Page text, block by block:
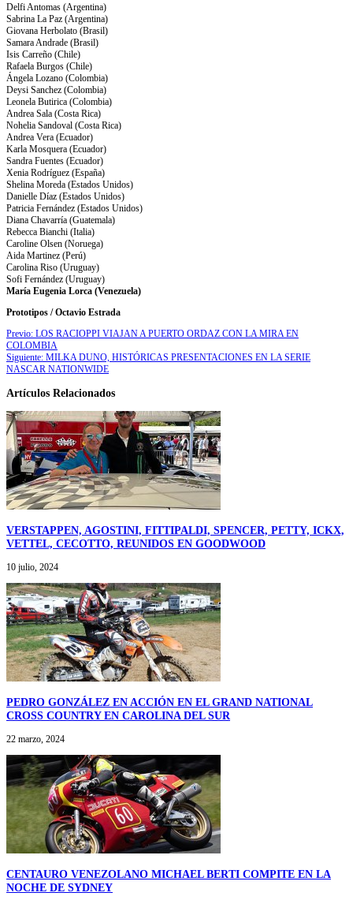
Delfi Antomas (Argentina)
Sabrina La Paz (Argentina)
Giovana Herbolato (Brasil)
Samara Andrade (Brasil)
Isis Carreño (Chile)
Rafaela Burgos (Chile)
Ángela Lozano (Colombia)
Deysi Sanchez (Colombia)
Leonela Butirica (Colombia)
Andrea Sala (Costa Rica)
Nohelia Sandoval (Costa Rica)
Andrea Vera (Ecuador)
Karla Mosquera (Ecuador)
Sandra Fuentes (Ecuador)
Xenia Rodríguez (España)
Shelina Moreda (Estados Unidos)
Danielle Díaz (Estados Unidos)
Patricia Fernández (Estados Unidos)
Diana Chavarría (Guatemala)
Rebecca Bianchi (Italia)
Caroline Olsen (Noruega)
Aida Martinez (Perú)
Carolina Riso (Uruguay)
Sofi Fernández (Uruguay)
María Eugenia Lorca (Venezuela)
Prototipos / Octavio Estrada
Previo: LOS RACIOPPI VIAJAN A PUERTO ORDAZ CON LA MIRA EN
COLOMBIA
Siguiente: MILKA DUNO, HISTÓRICAS PRESENTACIONES EN LA SERIE
NASCAR NATIONWIDE
Artículos Relacionados
VERSTAPPEN, AGOSTINI, FITTIPALDI, SPENCER, PETTY, ICKX,
VETTEL, CECOTTO, REUNIDOS EN GOODWOOD
10 julio, 2024
PEDRO GONZÁLEZ EN ACCIÓN EN EL GRAND NATIONAL
CROSS COUNTRY EN CAROLINA DEL SUR
22 marzo, 2024
CENTAURO VENEZOLANO MICHAEL BERTI COMPITE EN LA
NOCHE DE SYDNEY